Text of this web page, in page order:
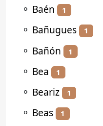
⚬ Baén 1
⚬ Bañugues 1
⚬ Bañón 1
⚬ Bea 1
⚬ Beariz 1
⚬ Beas 1